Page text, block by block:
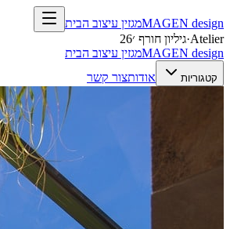
MAGEN design
מגזין עיצוב הבית
Atelier
·גיליון חורף ׳26
MAGEN design מגזין עיצוב הבית
קטגוריות אודותצור קשר